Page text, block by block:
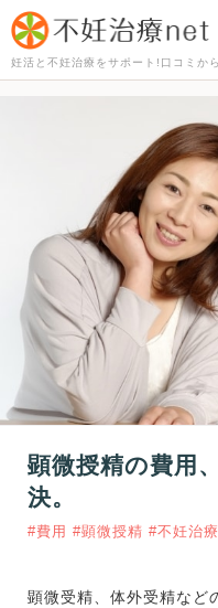
妊活と不妊治療をサポート!口コミか
顕微授精の費用
決。
#費用 #顕微授精 #不妊治療
顕微受精、体外受精など